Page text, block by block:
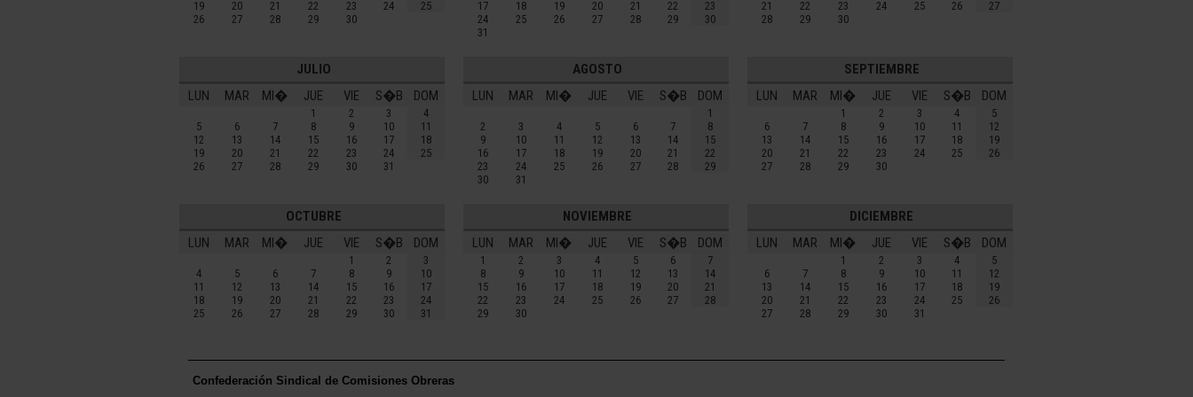
19
20 21 22 23 24
25
26
27 28 29 30
17
18 19 20 21 22
23
24
25 26 27 28 29
30
31
21
22 23 24 25 26
27
28
29 30
JULIO
LUN
MAR MI� JUE VIE S�B DOM
1 2 3
4
5
6 7 8 9 10
11
12
13 14 15 16 17
18
19
20 21 22 23 24
25
26
27 28 29 30 31
AGOSTO
LUN
MAR MI� JUE VIE S�B DOM
1
2
3 4 5 6 7
8
9
10 11 12 13 14
15
16
17 18 19 20 21
22
23
24 25 26 27 28
29
30
31
SEPTIEMBRE
LUN
MAR MI� JUE VIE S�B DOM
1 2 3 4
5
6
7 8 9 10 11
12
13
14 15 16 17 18
19
20
21 22 23 24 25
26
27
28 29 30
OCTUBRE
LUN
MAR MI� JUE VIE S�B DOM
1 2
3
4
5 6 7 8 9
10
11
12 13 14 15 16
17
18
19 20 21 22 23
24
25
26 27 28 29 30 31
NOVIEMBRE
LUN
MAR MI� JUE VIE S�B DOM
1 2 3 4 5 6
7
8
9 10 11 12 13
14
15
16 17 18 19 20
21
22
23 24 25 26 27
28
29
30
DICIEMBRE
LUN
MAR MI� JUE VIE S�B DOM
1 2 3 4
5
6
7 8 9 10 11
12
13
14 15 16 17 18
19
20
21 22 23 24 25
26
27
28 29 30 31
Confederación Sindical de Comisiones Obreras